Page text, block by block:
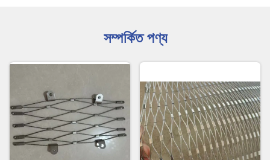
সম্পর্কিত পণ্য